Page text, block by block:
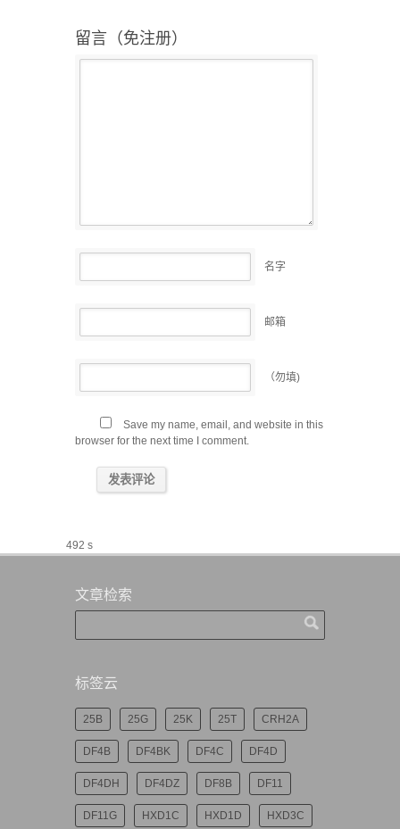
留言（免注册）
名字
邮箱
（勿填)
Save my name, email, and website in this
browser for the next time I comment.
492 s
文章检索
标签云
25B 25G 25K 25T CRH2A
DF4B DF4BK DF4C DF4D
DF4DH DF4DZ DF8B DF11
DF11G HXD1C HXD1D HXD3C